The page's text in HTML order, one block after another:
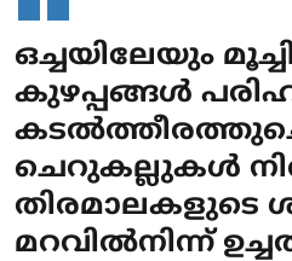
ഒച്ചയിലേയും
കുഴപ്പങ്ങള്‍
ചെറുകല്ലുകള്‍
തിരമാലകളുടെ
മറവില്‍നിന്ന്